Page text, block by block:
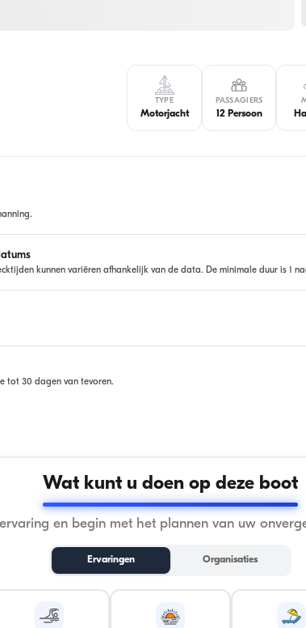
TYPE
Motorjacht
PASSAGIERS
12 Persoon
kunnen variëren afhankelijk van de data. De minimale duur is 1
tot 30 dagen van tevoren.
Wat kunt u doen op deze boot
en begin met het plannen van uw
Ervaringen Organisaties